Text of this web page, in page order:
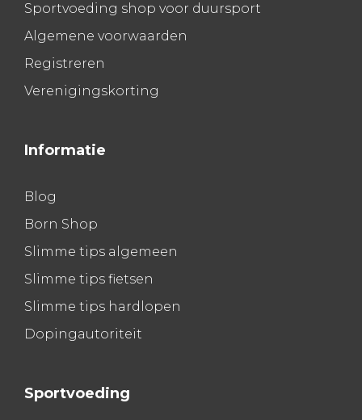
Sportvoeding shop voor duursport
Algemene voorwaarden
Registreren
Verenigingskorting
Informatie
Blog
Born Shop
Slimme tips algemeen
Slimme tips fietsen
Slimme tips hardlopen
Dopingautoriteit
Sportvoeding